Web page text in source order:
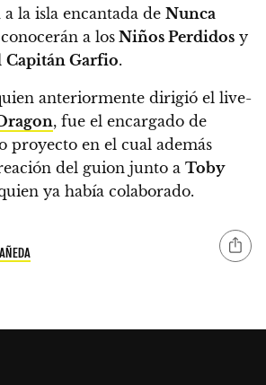
la isla encantada de Nunca
a los Niños Perdidos y
Capitán Garfio.
anteriormente dirigió el live-
, fue el encargado de
proyecto en el cual además
del guion junto a Toby
ya había colaborado.